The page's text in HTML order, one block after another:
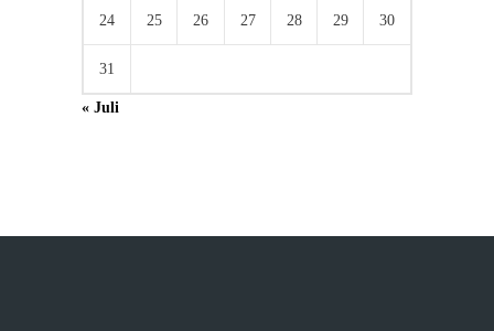
24 25 26 27 28 29 30
31
« Juli